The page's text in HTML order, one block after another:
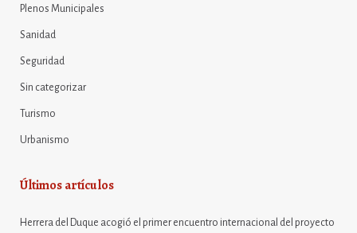
Plenos Municipales
Sanidad
Seguridad
Sin categorizar
Turismo
Urbanismo
Últimos artículos
Herrera del Duque acogió el primer encuentro internacional del proyecto